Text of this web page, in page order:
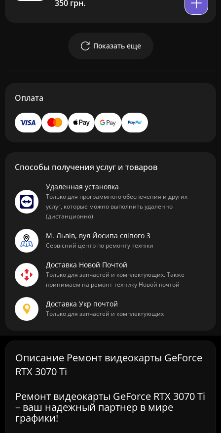
350 грн.
Показать еще
Оплата
Способы получения услуг и товаров
Удаленная установка
Только для программного обеспечения и других
услуг, которые можно выполнить удаленно
(дистанционно)
М. Львів, вул Йосипа сліпого 3
Сервісний центр по ремонту техніки
Доставка Новой Почтой
Только для запчастей и комплектующих. Также
принимаем на ремонт технику Новой почтой
Доставка Укр почтой
Только для запчастей и комплектующих
Описание Ремонт видеокарты GeForce
RTX 3070 Ti
Ремонт видеокарты GeForce RTX 3070 Ti
– ваш надежный партнер в мире
графики!